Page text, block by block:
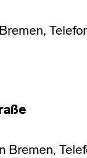
Bremen,